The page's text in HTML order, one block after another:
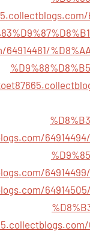
64914494/
64914499/